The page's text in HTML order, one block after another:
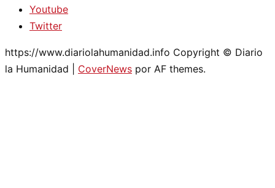
Youtube
Twitter
https://www.diariolahumanidad.info Copyright © Diario
la Humanidad
CoverNews por AF themes.